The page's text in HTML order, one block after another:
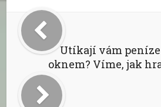
Utíkají vám
oknem? Víme, jak